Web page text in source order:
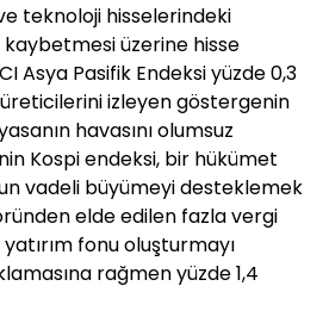
teknoloji hisselerindeki
üzerine hisse
Asya Pasifik Endeksi yüzde 0,3
izleyen göstergenin
havasını olumsuz
Kospi endeksi, bir hükümet
vadeli büyümeyi desteklemek
elde edilen fazla vergi
fonu oluşturmayı
rağmen yüzde 1,4